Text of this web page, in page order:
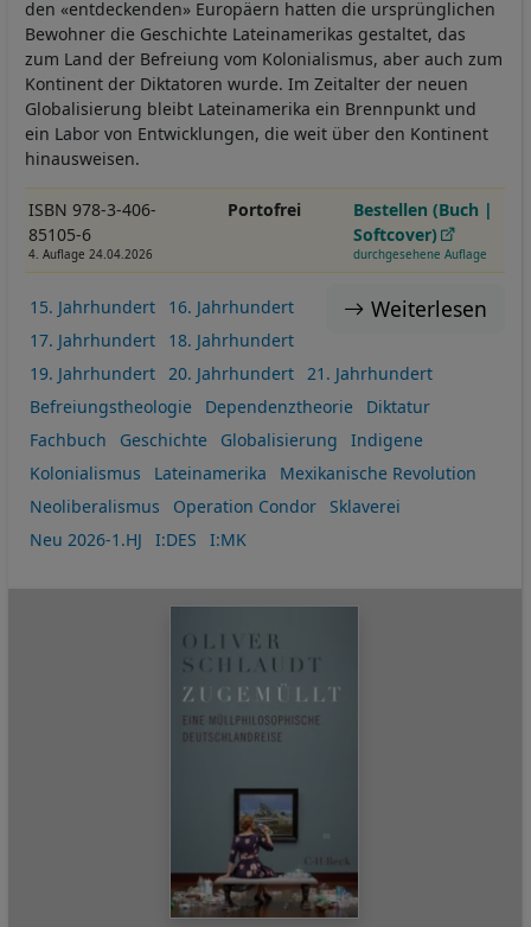
den «entdeckenden» Europäern hatten die ursprünglichen
Bewohner die Geschichte Lateinamerikas gestaltet, das
zum Land der Befreiung vom Kolonialismus, aber auch zum
Kontinent der Diktatoren wurde. Im Zeitalter der neuen
Globalisierung bleibt Lateinamerika ein Brennpunkt und
ein Labor von Entwicklungen, die weit über den Kontinent
hinausweisen.
ISBN 978-3-406-
85105-6
4. Auflage 24.04.2026
Portofrei
Bestellen (Buch |
Softcover)
durchgesehene Auflage
Weiterlesen
15. Jahrhundert
16. Jahrhundert
17. Jahrhundert
18. Jahrhundert
19. Jahrhundert
20. Jahrhundert
21. Jahrhundert
Befreiungstheologie
Dependenztheorie
Diktatur
Fachbuch
Geschichte Globalisierung
Indigene
Kolonialismus
Lateinamerika
Mexikanische Revolution
Neoliberalismus
Operation Condor
Sklaverei
Neu 2026-1.HJ
I:DES I:MK